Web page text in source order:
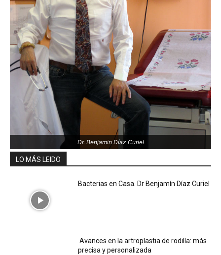
Dr. Benjamin Díaz Curiel
LO MÁS LEIDO
Bacterias en Casa. Dr Benjamín Díaz Curiel
Avances en la artroplastia de rodilla: más
precisa y personalizada